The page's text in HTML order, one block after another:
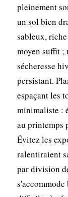
pleinement
un sol bien
sableux,
moyen suffit
sécheresse
persistant.
espaçant les
minimaliste :
au printemps
Évitez les
ralentiraient
par division
s'accommode